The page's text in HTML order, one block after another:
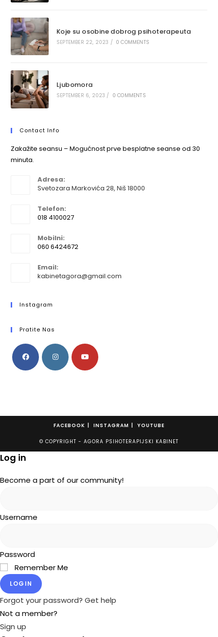
Koje su osobine dobrog psihoterapeuta
SEPTEMBER 22, 2023 / 0 COMMENTS
Ljubomora
SEPTEMBER 6, 2023 / 0 COMMENTS
Contact Info
Zakažite seansu – Mogućnost prve besplatne seanse od 30
minuta.
Adresa:
Svetozara Markovića 28, Niš 18000
Telefon:
018 4100027
Mobilni:
060 6424672
Email:
kabinetagora@gmail.com
Instagram
Pratite Nas
FACEBOOK INSTAGRAM YOUTUBE
© COPYRIGHT - AGORA PSIHOTERAPIJSKI KABINET
Log in
Become a part of our community!
Username
Password
Remember Me
LOGIN
Forgot your password? Get help
Not a member?
Sign up